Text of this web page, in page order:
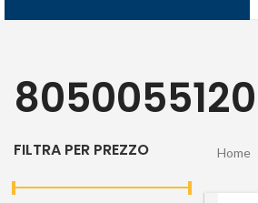
FILTRA PER PREZZO Home